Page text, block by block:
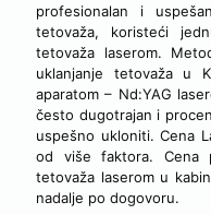
profesionalan i
tetovaža, koristeći
tetovaža laserom.
uklanjanje tetovaža u
aparatom – Nd:YAG
često dugotrajan i
uspešno ukloniti. Cena
od više faktora. Cena
tetovaža laserom u
nadalje po dogovoru.